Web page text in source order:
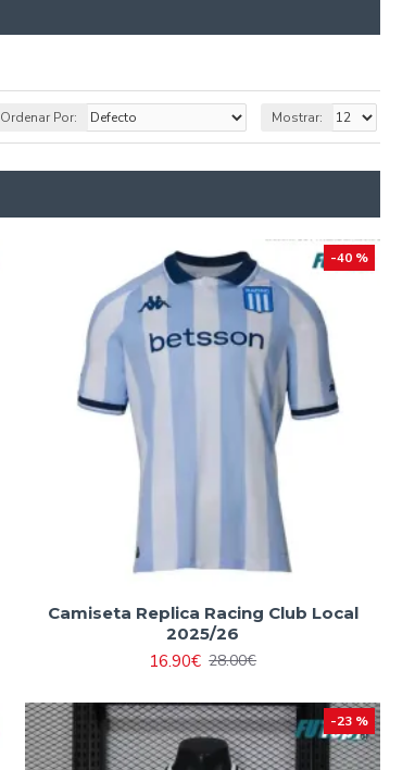
Ordenar Por: Mostrar:
-40 %
Camiseta Replica Racing Club Local
2025/26
16.90€ 28.00€
-23 %